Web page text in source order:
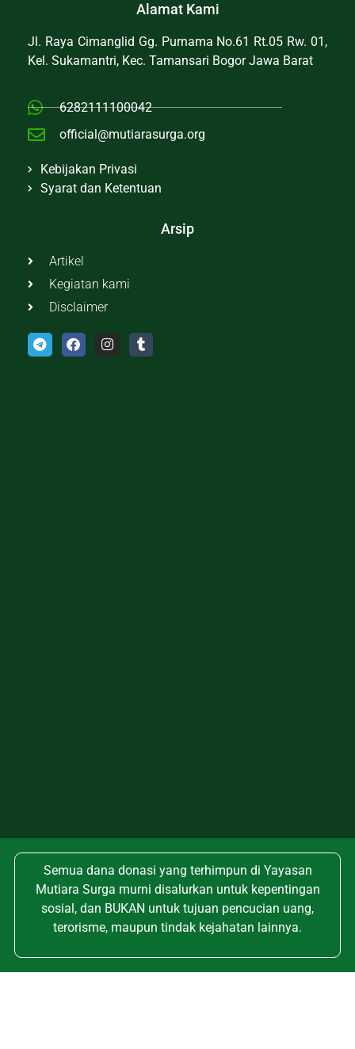
Alamat Kami
Jl. Raya Cimanglid Gg. Purnama No.61 Rt.05 Rw. 01,
Kel. Sukamantri, Kec. Tamansari Bogor Jawa Barat
6282111100042
official@mutiarasurga.org
Kebijakan Privasi
Syarat dan Ketentuan
Arsip
Artikel
Kegiatan kami
Disclaimer
Semua dana donasi yang terhimpun di Yayasan
Mutiara Surga murni disalurkan untuk kepentingan
sosial, dan BUKAN untuk tujuan pencucian uang,
terorisme, maupun tindak kejahatan lainnya.